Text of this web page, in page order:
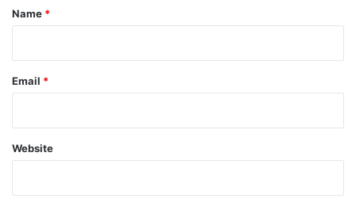
*
Name *
Email *
Website